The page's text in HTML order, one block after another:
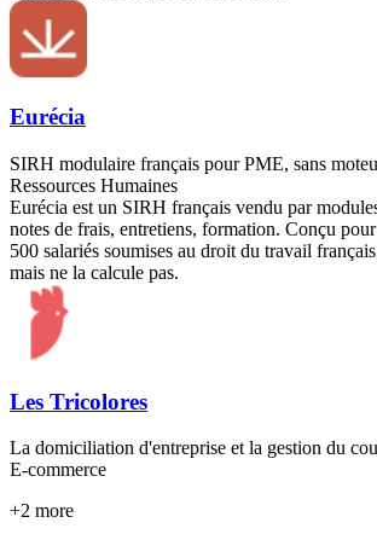
Eurécia
SIRH modulaire français pour PME, sans
Ressources Humaines
Eurécia est un SIRH français vendu par
notes de frais, entretiens, formation. Conçu
500 salariés soumises au droit du travail
mais ne la calcule pas.
Les Tricolores
La domiciliation d'entreprise et la gestion du
E-commerce
+2 more